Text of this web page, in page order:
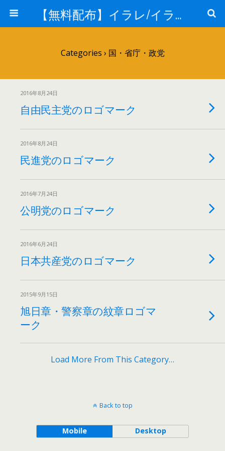
【無料配布】イラレ/イラストレーター/ベクトル パスデータ保管庫【ai・eps 商用可能ベクター素材】
Categories › 国・省庁・政党
2016年8月24日
自由民主党のロゴマーク
2016年8月24日
民進党のロゴマーク
2016年7月24日
公明党のロゴマーク
2016年6月24日
日本共産党のロゴマーク
2015年9月15日
旭日章・警察章の紋章ロゴマ
ーク
Load More From This Category…
Back to top
Mobile Desktop